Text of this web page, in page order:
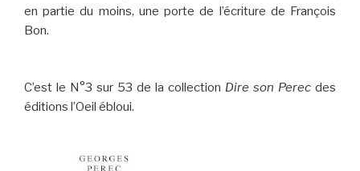
en partie du moins, une porte de l’écriture de François
Bon.
C’est le N°3 sur 53 de la collection Dire son Perec des
éditions l’Oeil ébloui.